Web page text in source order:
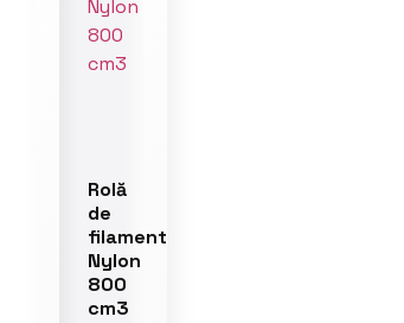
Rolă
de
filament
Nylon
800
cm3